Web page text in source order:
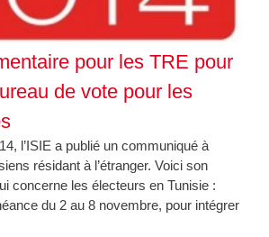
pour les TRE pour
de vote pour les
l’ISIE a publié un communiqué à
résidant à l’étranger. Voici son
concerne les électeurs en Tunisie :
du 2 au 8 novembre, pour intégrer